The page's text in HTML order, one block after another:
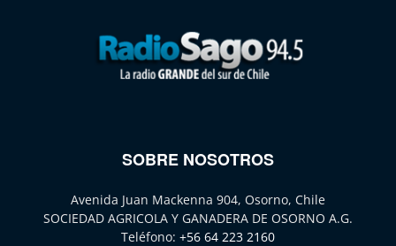
SOBRE NOSOTROS
Avenida Juan Mackenna 904, Osorno, Chile
SOCIEDAD AGRICOLA Y GANADERA DE OSORNO A.G.
Teléfono: +56 64 223 2160